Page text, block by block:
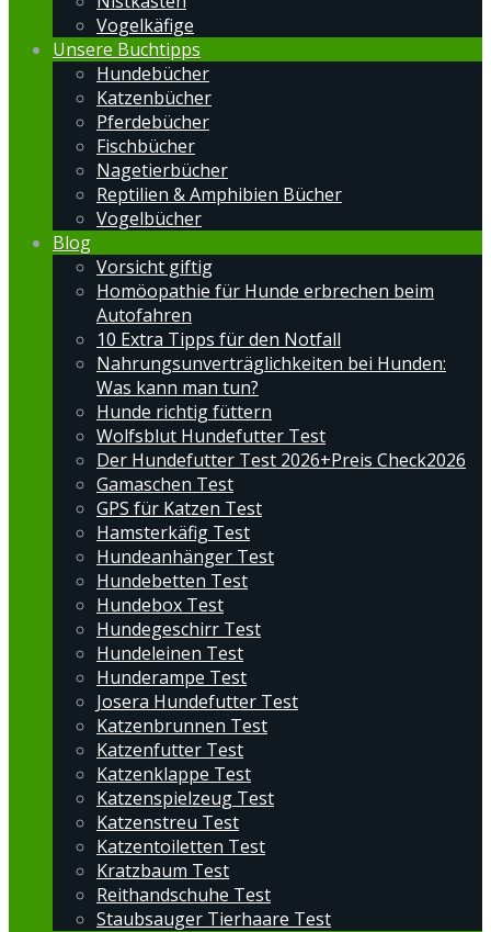
Vogelkäfige
Unsere Buchtipps
Hundebücher
Katzenbücher
Pferdebücher
Fischbücher
Nagetierbücher
Reptilien & Amphibien Bücher
Vogelbücher
Blog
Vorsicht giftig
Homöopathie für Hunde erbrechen beim
Autofahren
10 Extra Tipps für den Notfall
Nahrungsunverträglichkeiten bei Hunden:
Was kann man tun?
Hunde richtig füttern
Wolfsblut Hundefutter Test
Der Hundefutter Test 2026+Preis Check2026
Gamaschen Test
GPS für Katzen Test
Hamsterkäfig Test
Hundeanhänger Test
Hundebetten Test
Hundebox Test
Hundegeschirr Test
Hundeleinen Test
Hunderampe Test
Josera Hundefutter Test
Katzenbrunnen Test
Katzenfutter Test
Katzenklappe Test
Katzenspielzeug Test
Katzenstreu Test
Katzentoiletten Test
Kratzbaum Test
Reithandschuhe Test
Staubsauger Tierhaare Test